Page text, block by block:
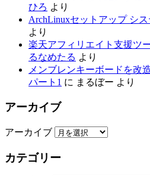
ひろ より
ArchLinuxセットアップ シ
より
楽天アフィリエイト支援ツ
るなめたる より
メンブレンキーボードを改
パート1 に まるぼー より
アーカイブ
アーカイブ
カテゴリー